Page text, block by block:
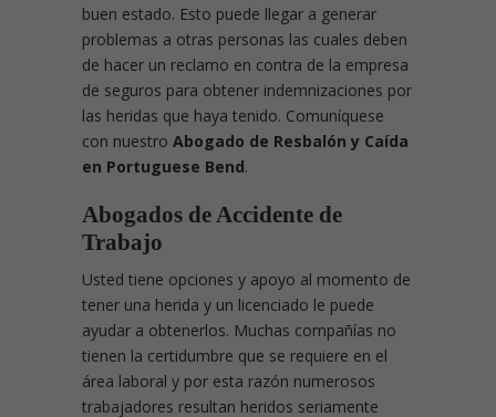
buen estado. Esto puede llegar a generar
problemas a otras personas las cuales deben
de hacer un reclamo en contra de la empresa
de seguros para obtener indemnizaciones por
las heridas que haya tenido. Comuníquese
con nuestro Abogado de Resbalón y Caída
en Portuguese Bend.
Abogados de Accidente de
Trabajo
Usted tiene opciones y apoyo al momento de
tener una herida y un licenciado le puede
ayudar a obtenerlos. Muchas compañías no
tienen la certidumbre que se requiere en el
área laboral y por esta razón numerosos
trabajadores resultan heridos seriamente